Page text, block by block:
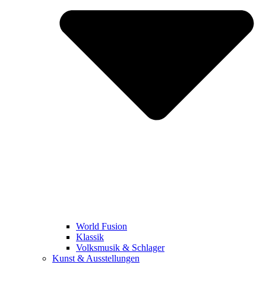
World Fusion
Klassik
Volksmusik & Schlager
Kunst & Ausstellungen